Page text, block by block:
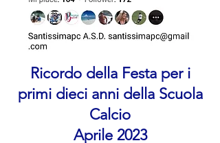
Ricordo della Festa per i
primi dieci anni della Scuola
Calcio
Aprile 2023